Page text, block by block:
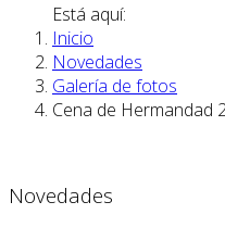
Está aquí:
Inicio
Novedades
Galería de fotos
Cena de Hermandad
Novedades